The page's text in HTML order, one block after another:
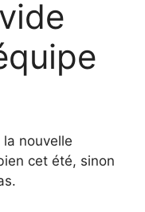
nouvelle
cet été, sinon